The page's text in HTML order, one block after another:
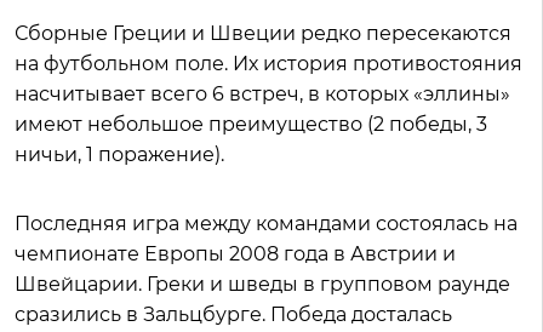
Сборные Греции и Швеции редко пересекаются
на футбольном поле. Их история противостояния
насчитывает всего 6 встреч, в которых «эллины»
имеют небольшое преимущество (2 победы, 3
ничьи, 1 поражение).
Последняя игра между командами состоялась на
чемпионате Европы 2008 года в Австрии и
Швейцарии. Греки и шведы в групповом раунде
сразились в Зальцбурге. Победа досталась